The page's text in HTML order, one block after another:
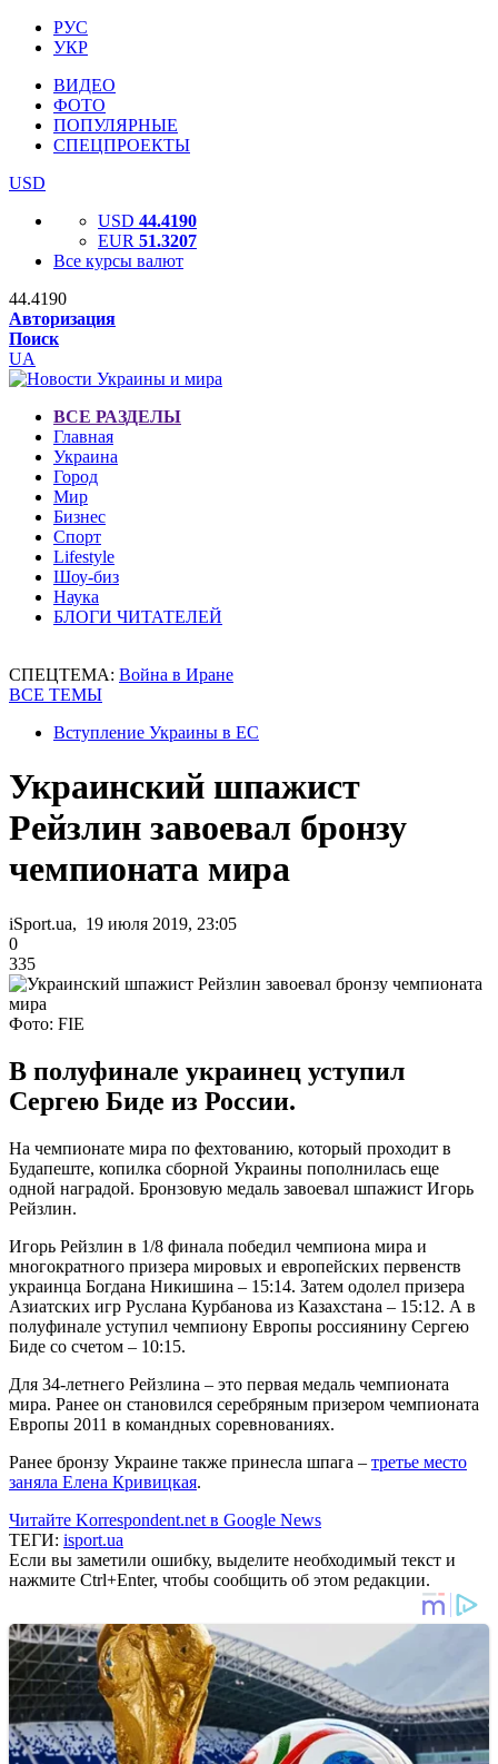
РУС
УКР
ВИДЕО
ФОТО
ПОПУЛЯРНЫЕ
СПЕЦПРОЕКТЫ
USD
USD 44.4190
EUR 51.3207
Все курсы валют
44.4190
Авторизация
Поиск
UA
ВСЕ РАЗДЕЛЫ
Главная
Украина
Город
Мир
Бизнес
Спорт
Lifestyle
Шоу-биз
Наука
БЛОГИ ЧИТАТЕЛЕЙ
СПЕЦТЕМА: Война в Иране
ВСЕ ТЕМЫ
Вступление Украины в ЕС
Украинский шпажист
Рейзлин завоевал бронзу
чемпионата мира
iSport.ua, 19 июля 2019, 23:05
0
335
Фото: FIE
В полуфинале украинец уступил
Сергею Биде из России.
На чемпионате мира по фехтованию, который проходит в
Будапеште, копилка сборной Украины пополнилась еще
одной наградой. Бронзовую медаль завоевал шпажист Игорь
Рейзлин.
Игорь Рейзлин в 1/8 финала победил чемпиона мира и
многократного призера мировых и европейских первенств
украинца Богдана Никишина – 15:14. Затем одолел призера
Азиатских игр Руслана Курбанова из Казахстана – 15:12. А в
полуфинале уступил чемпиону Европы россиянину Сергею
Биде со счетом – 10:15.
Для 34-летнего Рейзлина – это первая медаль чемпионата
мира. Ранее он становился серебряным призером чемпионата
Европы 2011 в командных соревнованиях.
Ранее бронзу Украине также принесла шпага – третье место
заняла Елена Кривицкая.
Читайте Korrespondent.net в Google News
ТЕГИ: isport.ua
Если вы заметили ошибку, выделите необходимый текст и
нажмите Ctrl+Enter, чтобы сообщить об этом редакции.